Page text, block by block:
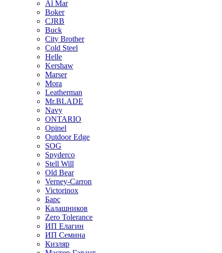
Al Mar
Boker
CJRB
Buck
City Brother
Cold Steel
Helle
Kershaw
Marser
Mora
Leatherman
Mr.BLADE
Navy
ONTARIO
Opinel
Outdoor Edge
SOG
Spyderco
Stell Will
Old Bear
Verney-Carron
Victorinox
Барс
Калашников
Zero Tolerance
ИП Елагин
ИП Семина
Кизляр